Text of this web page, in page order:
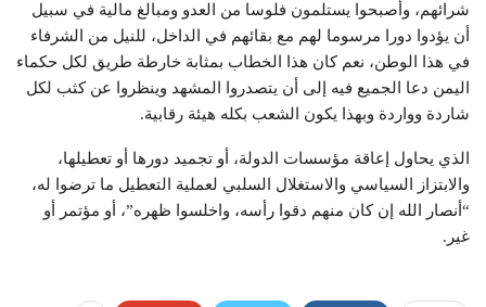
شرائهم، وأصبحوا يستلمون فلوسا من العدو ومبالغ مالية في سبيل
أن يؤدوا دورا مرسوما لهم مع بقائهم في الداخل، للنيل من الشرفاء
في هذا الوطن، نعم كان هذا الخطاب بمثابة خارطة طريق لكل حكماء
اليمن دعا الجميع فيه إلى أن يتصدروا المشهد وينظروا عن كثب لكل
شاردة وواردة وبهذا يكون الشعب بكله هيئة رقابية.
الذي يحاول إعاقة مؤسسات الدولة، أو تجميد دورها أو تعطيلها،
والابتزاز السياسي والاستغلال السلبي لعملية التعطيل ما ترضوا له،
“أنصار الله إن كان منهم دقوا رأسه، واخلسوا ظهره”، أو مؤتمر أو
غير.